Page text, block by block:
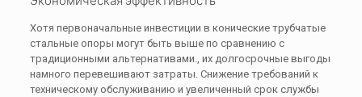
Хотя первоначальные инвестиции в конические трубчатые
стальные опоры могут быть выше по сравнению с
традиционными альтернативами., их долгосрочные выгоды
намного перевешивают затраты. Снижение требований к
техническому обслуживанию и увеличенный срок службы